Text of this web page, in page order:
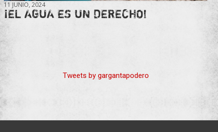
11 JUNIO, 2024
¡EL AGUA ES UN DERECHO!
Tweets by gargantapodero